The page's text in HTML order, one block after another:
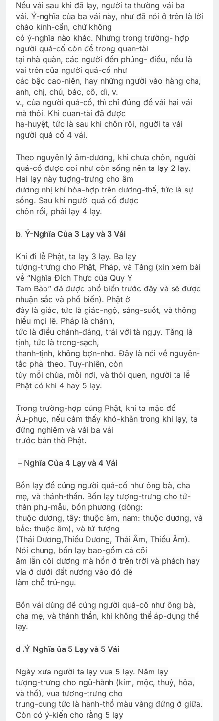
Nếu vái sau khi đã lạy, người ta thường vái ba
vái. Ý-nghĩa của ba vái này, như đã nói ở trên là lời
chào kính-cẩn, chứ không
có ý-nghĩa nào khác. Nhưng trong trường- hợp
người quá-cố còn để trong quan-tài
tại nhà quàn, các người đến phúng- điếu, nếu là
vai trên của người quá-cố như
các bậc cao-niên, hay những người vào hàng cha,
anh, chị, chú, bác, cô, dì, v.
v., của người quá-cố, thì chỉ đứng để vái hai vái
mà thôi. Khi quan-tài đã được
hạ-huyệt, tức là sau khi chôn rồi, người ta vái
người quá cố 4 vái.
Theo nguyên lý âm-dương, khi chưa chôn, người
quá-cố được coi như còn sống nên ta lạy 2 lạy.
Hai lạy này tượng-trưng cho âm
dương nhị khí hòa-hợp trên dương-thế, tức là sự
sống. Sau khi người quá cố được
chôn rồi, phải lạy 4 lạy.
b. Ý-Nghĩa Của 3 Lạy và 3 Vái
Khi đi lễ Phật, ta lạy 3 lạy. Ba lạy
tượng-trưng cho Phật, Pháp, và Tăng (xin xem bài
về “Nghĩa Đích Thực của Quy Y
Tam Bảo” đã được phổ biến trước đây và sẽ được
nhuận sắc và phổ biến). Phật ở
đây là giác, tức là giác-ngộ, sáng-suốt, và thông
hiểu mọi lẽ. Pháp là chánh,
tức là điều chánh-đáng, trái với tà ngụy. Tăng là
tịnh, tức là trong-sạch,
thanh-tịnh, không bợn-nhơ. Đây là nói về nguyên-
tắc phải theo. Tuy-nhiên, còn
tùy mỗi chùa, mỗi nơi, và thói quen, người ta lễ
Phật có khi 4 hay 5 lạy.
Trong trường-hợp cúng Phật, khi ta mặc đồ
Âu-phục, nếu cảm thấy khó-khăn trong khi lạy, ta
đứng nghiêm và vái ba vái
trước bàn thờ Phật.
– Nghĩa Của 4 Lạy và 4 Vái
Bốn lạy để cúng người quá-cố như ông bà, cha
mẹ, và thánh-thần. Bốn lạy tượng-trưng cho tứ-
thân phụ-mẫu, bốn phương (đông:
thuộc dương, tây: thuộc âm, nam: thuộc dương, và
bắc: thuộc âm), và tứ-tượng
(Thái Dương,Thiếu Dương, Thái Âm, Thiếu Âm).
Nói chung, bốn lạy bao-gồm cả cõi
âm lẫn cõi dương mà hồn ở trên trời và phách hay
vía ở dưới đất nương vào đó để
làm chỗ trú-ngụ.
Bốn vái dùng để cúng người quá-cố như ông bà,
cha mẹ, và thánh thần, khi không thể áp-dụng thế
lạy.
d .Ý-Nghĩa ủa 5 Lạy và 5 Vái
Ngày xưa người ta lạy vua 5 lạy. Năm lạy
tượng-trưng cho ngũ-hành (kim, mộc, thuỷ, hỏa,
và thổ), vua tượng-trưng cho
trung-cung tức là hành-thổ màu vàng đứng ở giữa.
Còn có ý-kiến cho rằng 5 lạy